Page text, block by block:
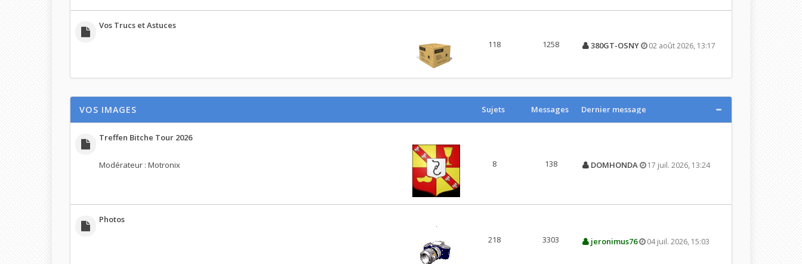
Vos Trucs et Astuces
118
1258 380GT-OSNY 02 août 2026, 13:17
VOS IMAGES Sujets Messages Dernier message
Treffen Bitche Tour 2026
Modérateur : Motronix 8 138 DOMHONDA 17 juil. 2026, 13:24
Photos
218
3303 jeronimus76 04 juil. 2026, 15:03